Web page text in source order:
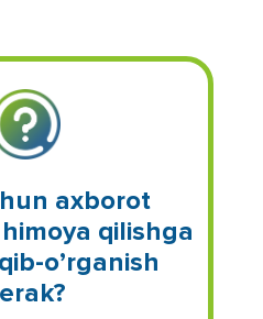
axborot
qilishga
o’rganish